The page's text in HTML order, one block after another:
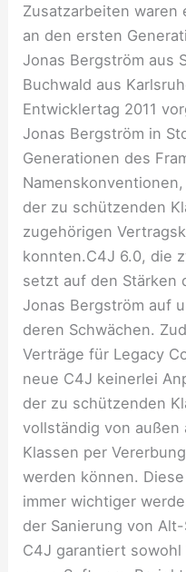
Zusatzarbeiten waren
an den ersten
Jonas Bergström aus
Buchwald aus
Entwicklertag 2011
Jonas Bergström in
Generationen des
der zu schützenden
zugehörigen
konnten.C4J 6.0, die
setzt auf den Stärken
Jonas Bergström auf
deren Schwächen.
Verträge für Legacy
neue C4J keinerlei
der zu schützenden
vollständig von
Klassen per
werden können.
immer wichtiger
der Sanierung von
C4J garantiert